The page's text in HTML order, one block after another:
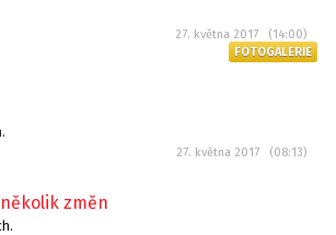
27. května 2017 (14:00)
FOTOGALERIE
27. května 2017 (08:13)
změn